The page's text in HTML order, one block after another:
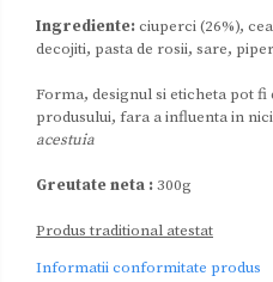
Ingrediente: ciuperci (26%),
decojiti, pasta de rosii, sare,
Forma, designul si eticheta pot
produsului, fara a influenta in
acestuia
Greutate neta :300g
Produs traditional atestat
Informatii conformitate produs